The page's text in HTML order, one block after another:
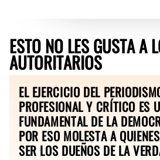
ESTO NO LES GUSTA A
AUTORITARIOS
EL EJERCICIO DEL
PROFESIONAL Y CRÍTICO ES
FUNDAMENTAL DE LA
POR ESO MOLESTA A
SER LOS DUEÑOS DE LA